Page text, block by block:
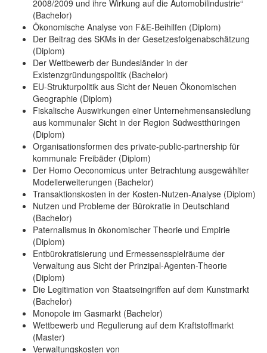
2008/2009 und ihre Wirkung auf die Automobilindustrie“
(Bachelor)
Ökonomische Analyse von F&E-Beihilfen (Diplom)
Der Beitrag des SKMs in der Gesetzesfolgenabschätzung
(Diplom)
Der Wettbewerb der Bundesländer in der
Existenzgründungspolitik (Bachelor)
EU-Strukturpolitik aus Sicht der Neuen Ökonomischen
Geographie (Diplom)
Fiskalische Auswirkungen einer Unternehmensansiedlung
aus kommunaler Sicht in der Region Südwestthüringen
(Diplom)
Organisationsformen des private-public-partnership für
kommunale Freibäder (Diplom)
Der Homo Oeconomicus unter Betrachtung ausgewählter
Modellerweiterungen (Bachelor)
Transaktionskosten in der Kosten-Nutzen-Analyse (Diplom)
Nutzen und Probleme der Bürokratie in Deutschland
(Bachelor)
Paternalismus in ökonomischer Theorie und Empirie
(Diplom)
Entbürokratisierung und Ermessensspielräume der
Verwaltung aus Sicht der Prinzipal-Agenten-Theorie
(Diplom)
Die Legitimation von Staatseingriffen auf dem Kunstmarkt
(Bachelor)
Monopole im Gasmarkt (Bachelor)
Wettbewerb und Regulierung auf dem Kraftstoffmarkt
(Master)
Verwaltungskosten von